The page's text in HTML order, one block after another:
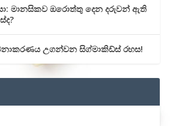
මානසිකව ඔරොත්තු දෙන දරුවන් ඇති
උගන්වන සිග්මාකිඩ්ස් රහස!